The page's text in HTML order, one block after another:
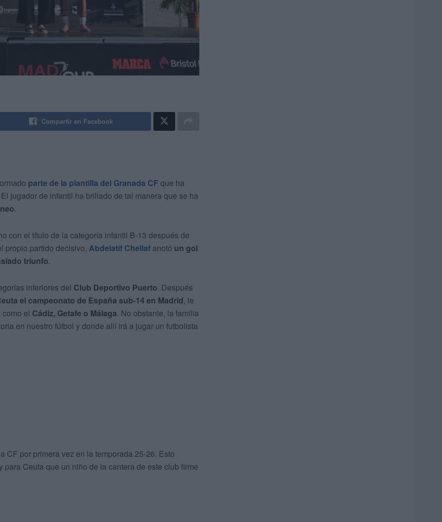
Compartir en Facebook
parte de la plantilla del Granada CF que ha
El jugador de infantil ha brillado de tal manera que se ha
.
con el título de la categoría infantil B-13 después de
propio partido decisivo, Abdelatif Chellaf anotó un gol
triunfo.
inferiores del Club Deportivo Puerto. Después
el campeonato de España sub-14 en Madrid, le
el Cádiz, Getafe o Málaga. No obstante, la familia
en nuestro fútbol y donde allí irá a jugar un futbolista
CF por primera vez en la temporada 25-26. Esto
Ceuta que un niño de la cantera de este club firme